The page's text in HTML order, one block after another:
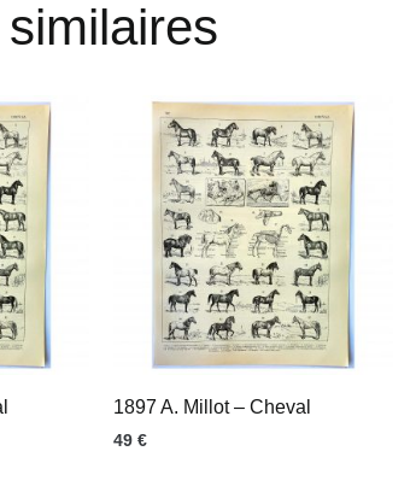
1897 A. Millot – Cheval
49€